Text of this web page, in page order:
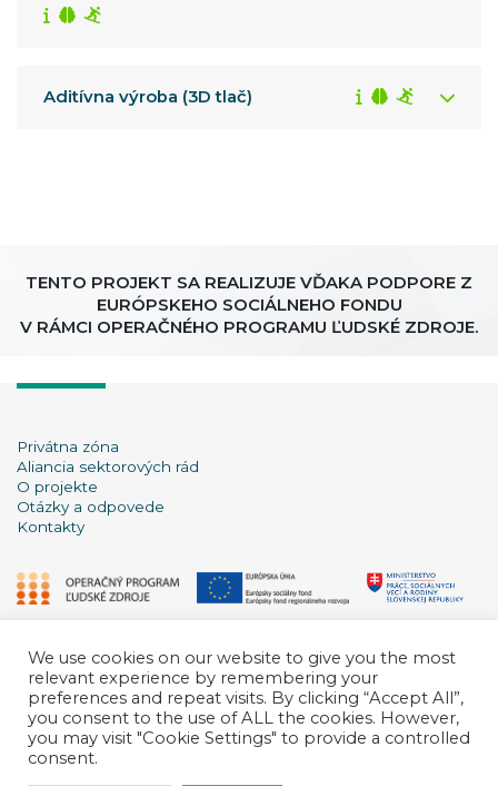
Aditívna výroba (3D tlač)
TENTO PROJEKT SA REALIZUJE VĎAKA PODPORE Z
EURÓPSKEHO SOCIÁLNEHO FONDU
V RÁMCI OPERAČNÉHO PROGRAMU ĽUDSKÉ ZDROJE.
Privátna zóna
Aliancia sektorových rád
O projekte
Otázky a odpovede
Kontakty
We use cookies on our website to give you the most
relevant experience by remembering your
preferences and repeat visits. By clicking “Accept All”,
you consent to the use of ALL the cookies. However,
you may visit "Cookie Settings" to provide a controlled
consent.